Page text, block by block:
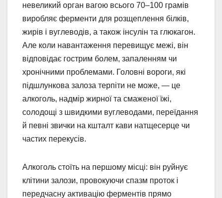
невеликий орган вагою всього 70–100 грамів
виробляє ферменти для розщеплення білків,
жирів і вуглеводів, а також інсулін та глюкагон.
Але коли навантаження перевищує межі, він
відповідає гострим болем, запаленням чи
хронічними проблемами. Головні вороги, які
підшлункова залоза терпіти не може, — це
алкоголь, надмір жирної та смаженої їжі,
солодощі з швидкими вуглеводами, переїдання
й певні звички на кшталт кави натщесерце чи
частих перекусів.
Алкоголь стоїть на першому місці: він руйнує
клітини залози, провокуючи спазм проток і
передчасну активацію ферментів прямо